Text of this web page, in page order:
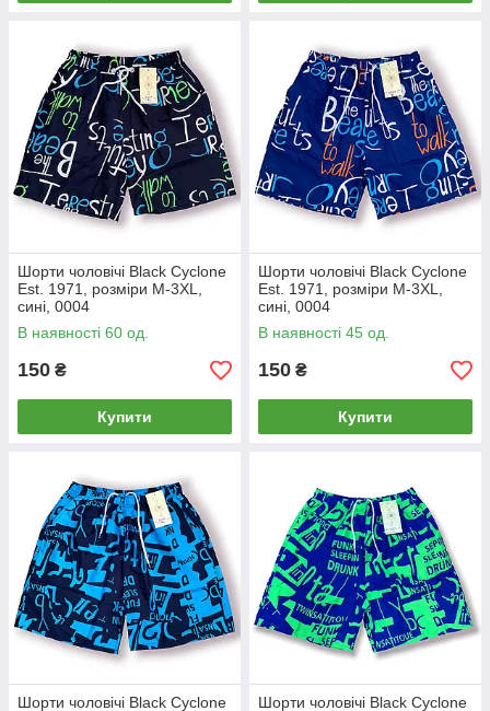
Шорти чоловічі Black Cyclone
Est. 1971, розміри M-3XL,
сині, 0004
В наявності 60 од.
150 ₴
Купити
Шорти чоловічі Black Cyclone
Est. 1971, розміри M-3XL,
сині, 0004
В наявності 45 од.
150 ₴
Купити
Шорти чоловічі Black Cyclone Шорти чоловічі Black Cyclone